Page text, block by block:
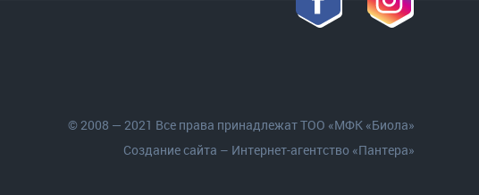
© 2008 — 2021 Все права принадлежат ТОО «МФК «Биола»
Создание сайта – Интернет-агентство «Пантера»